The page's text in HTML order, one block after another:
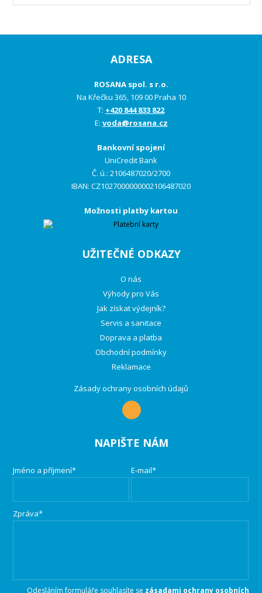
ADRESA
ROSANA spol. s r.o.
Na Křečku 365, 109 00 Praha 10
T: +420 844 833 822
E: voda@rosana.cz
Bankovní spojení
UniCredit Bank
Č. ú.: 2106487020/2700
IBAN: CZ1027000000002106487020
Možnosti platby kartou
UŽITEČNÉ ODKAZY
O nás
Výhody pro Vás
Jak získat výdejník?
Servis a sanitace
Doprava a platba
Obchodní podmínky
Reklamace
Zásady ochrany osobních údajů
NAPIŠTE NÁM
Jméno a příjmení* E-mail*
Zpráva*
Odesláním formuláře souhlasíte se zásadami ochrany osobních